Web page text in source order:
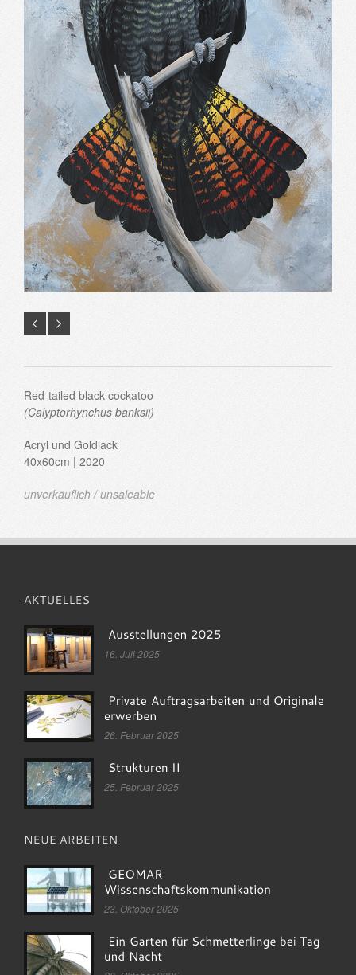
Red-tailed black cockatoo
(Calyptorhynchus banksii)
Acryl und Goldlack
40x60cm | 2020
unverkäuflich / unsaleable
16. Juli 2025
26. Februar 2025
25. Februar 2025
23. Oktober 2025